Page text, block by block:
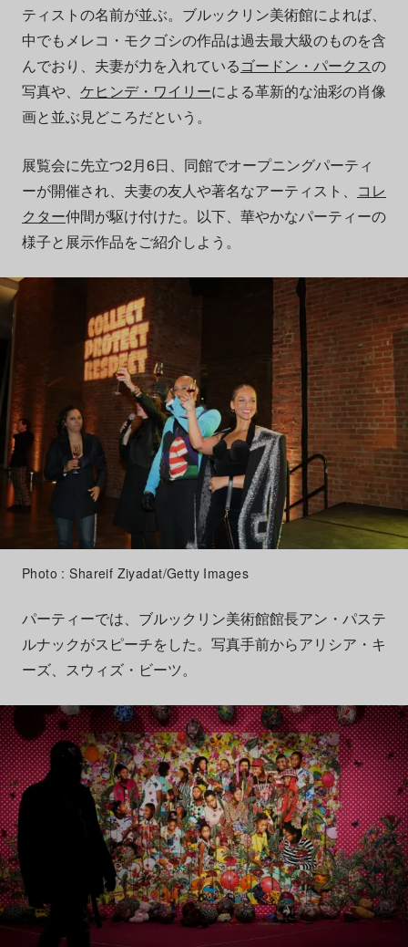
ティストの名前が並ぶ。ブルックリン美術館によれば、
中でもメレコ・モクゴシの作品は過去最大級のものを含
んでおり、夫妻が力を入れているゴードン・パークスの
写真や、 ケヒンデ・ワイリーによる革新的な油彩の肖像
画と並ぶ見どころだという。
展覧会に先立つ2月6日、同館でオープニングパーティ
ーが開催され、夫妻の友人や著名なアーティスト、 コレ
クター仲間が駆け付けた。以下、華やかなパーティーの
様子と展示作品をご紹介しよう。
Photo : Shareif Ziyadat/Getty Images
パーティーでは、ブルックリン美術館館長アン・パステ
ルナックがスピーチをした。写真手前からアリシア・キ
ーズ、スウィズ・ビーツ。